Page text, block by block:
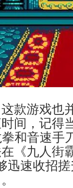
款游戏也
间，记得
和音速手
《九人街
迅速收招